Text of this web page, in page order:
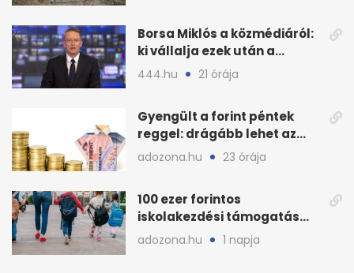
Borsa Miklós a közmédiáról:
ki vállalja ezek után a
munkát?
444.hu 21 órája
Gyengült a forint péntek
reggel: drágább lehet az
euró és a dollár
adozona.hu 23 órája
100 ezer forintos
iskolakezdési támogatás
2026 őszén: adózás,
munkáltatói plusz
adozona.hu 1 napja